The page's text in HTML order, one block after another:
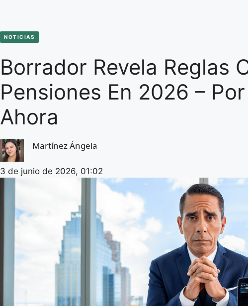
NOTICIAS
Borrador Revela Reglas
Pensiones En 2026 –
Ahora
Martínez Ángela
3 de junio de 2026, 01:02